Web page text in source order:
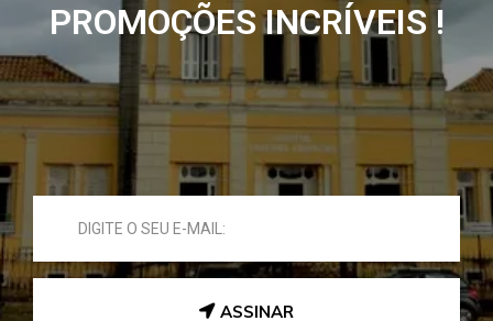
PROMOÇÕES INCRÍVEIS !
ASSINAR